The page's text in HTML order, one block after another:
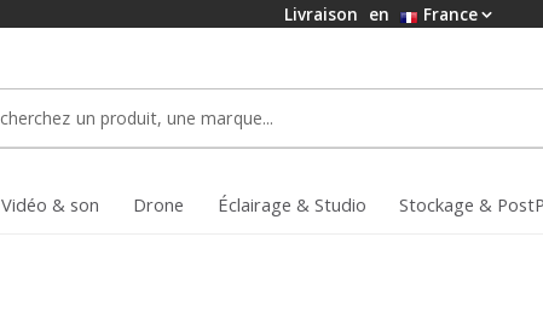
Livraison en France
Vidéo & son Drone Éclairage & Studio Stockage &